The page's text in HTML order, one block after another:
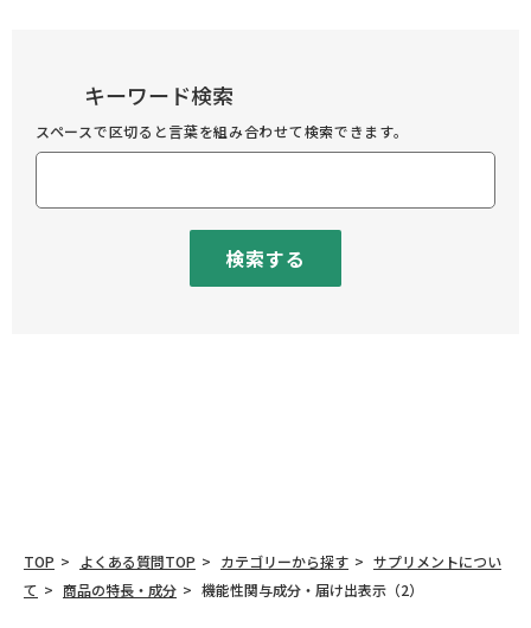
キーワード検索
スペースで区切ると言葉を組み合わせて検索できます。
検索する
TOP よくある質問TOP カテゴリーから探す
サプリメントについ
て
商品の特長・成分 機能性関与成分・届け出表示（2）